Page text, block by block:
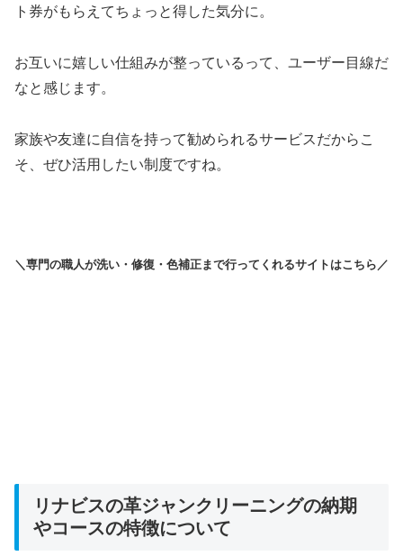
ト券がもらえてちょっと得した気分に。
お互いに嬉しい仕組みが整っているって、ユーザー目線だ
なと感じます。
家族や友達に自信を持って勧められるサービスだからこ
そ、ぜひ活用したい制度ですね。
＼専門の職人が洗い・修復・色補正まで行ってくれるサイトはこちら／
リナビスの革ジャンクリーニングの納期
やコースの特徴について